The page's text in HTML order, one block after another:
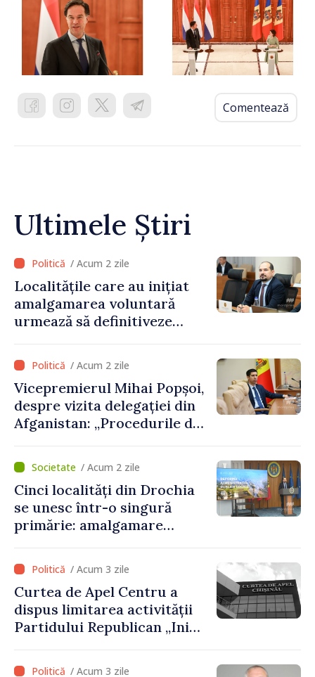
Comentează
Ultimele Știri
/ Acum 2 zile
Localitățile care au inițiat
amalgamarea voluntară
urmează să definitiveze
parcursul lunii august
/ Acum 2 zile
Vicepremierul Mihai Popșoi,
despre vizita delegației din
Afganistan: „Procedurile de
respectate întocmai. Nu s-
au constatat încălcări ale
prevederilor legale”
/ Acum 2 zile
Cinci localități din Drochia
se unesc într-o singură
primărie: amalgamare
stimulente de peste 28 de
milioane de lei oferite de
Guvern
/ Acum 3 zile
Curtea de Apel Centru a
dispus limitarea activității
Partidului Republican „Inima
/ Acum 3 zile